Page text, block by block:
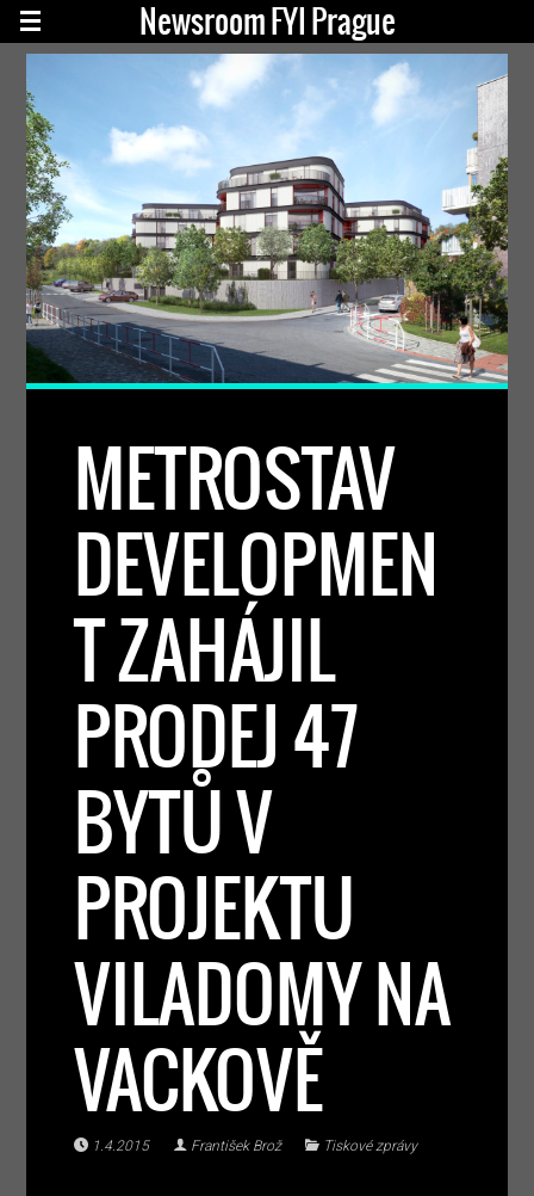
Newsroom FYI Prague
METROSTAV
DEVELOPMEN
T ZAHÁJIL
PRODEJ 47
BYTŮ V
PROJEKTU
VILADOMY NA
VACKOVĚ
1.4.2015 František Brož Tiskové zprávy